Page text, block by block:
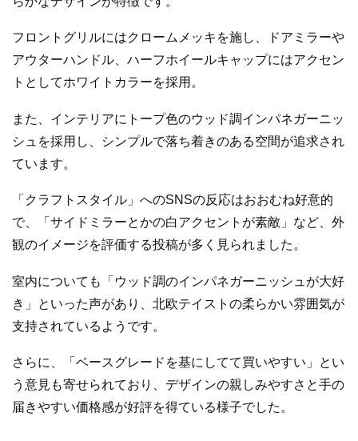
フロントグリルにはクロームメッキを施し、ドアミラーや
アウターハンドル、ハーフホイールキャップにはアクセン
トとしてホワイトカラーを採用。
また、インテリアにトープ色のウッド調インパネガーニッ
シュを採用し、シンプルで落ち着きのある空間が追求され
ています。
「クラフトスタイル」へのSNSの反応はおおむね好意的
で、「サイドミラーとかの白アクセントが素敵」など、外
観のイメージを評価する投稿が多く見られました。
室内についても「ウッド調のインパネガーニッシュが大好
き」といった声があり、北欧テイストの柔らかい雰囲気が
支持されているようです。
さらに、「ベースグレードを基にしてて買いやすい」とい
う意見も寄せられており、デザインの親しみやすさと手の
届きやすい価格感が好評を得ている様子でした。